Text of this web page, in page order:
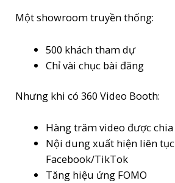
Một showroom truyền thống:
500 khách tham dự
Chỉ vài chục bài đăng
Nhưng khi có 360 Video Booth:
Hàng trăm video được chia
Nội dung xuất hiện liên
Facebook/TikTok
Tăng hiệu ứng FOMO